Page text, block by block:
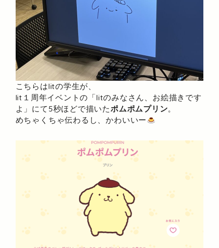
こちらはlitの学生が、
lit１周年イベントの「litのみなさん、お絵描きです
よ」にて5秒ほどで描いたポムポムプリン。
めちゃくちゃ伝わるし、かわいいー